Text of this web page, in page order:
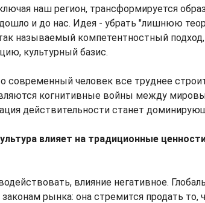
наш регион, трансформируется
дошло и до нас. Идея - убрать "лишнюю
называемый компетентностный
культурный базис.
современный человек все труднее
когнитивные войны между
действительности станет
влияет на традиционные
влияние негативное.
рынка: она стремится продать то,